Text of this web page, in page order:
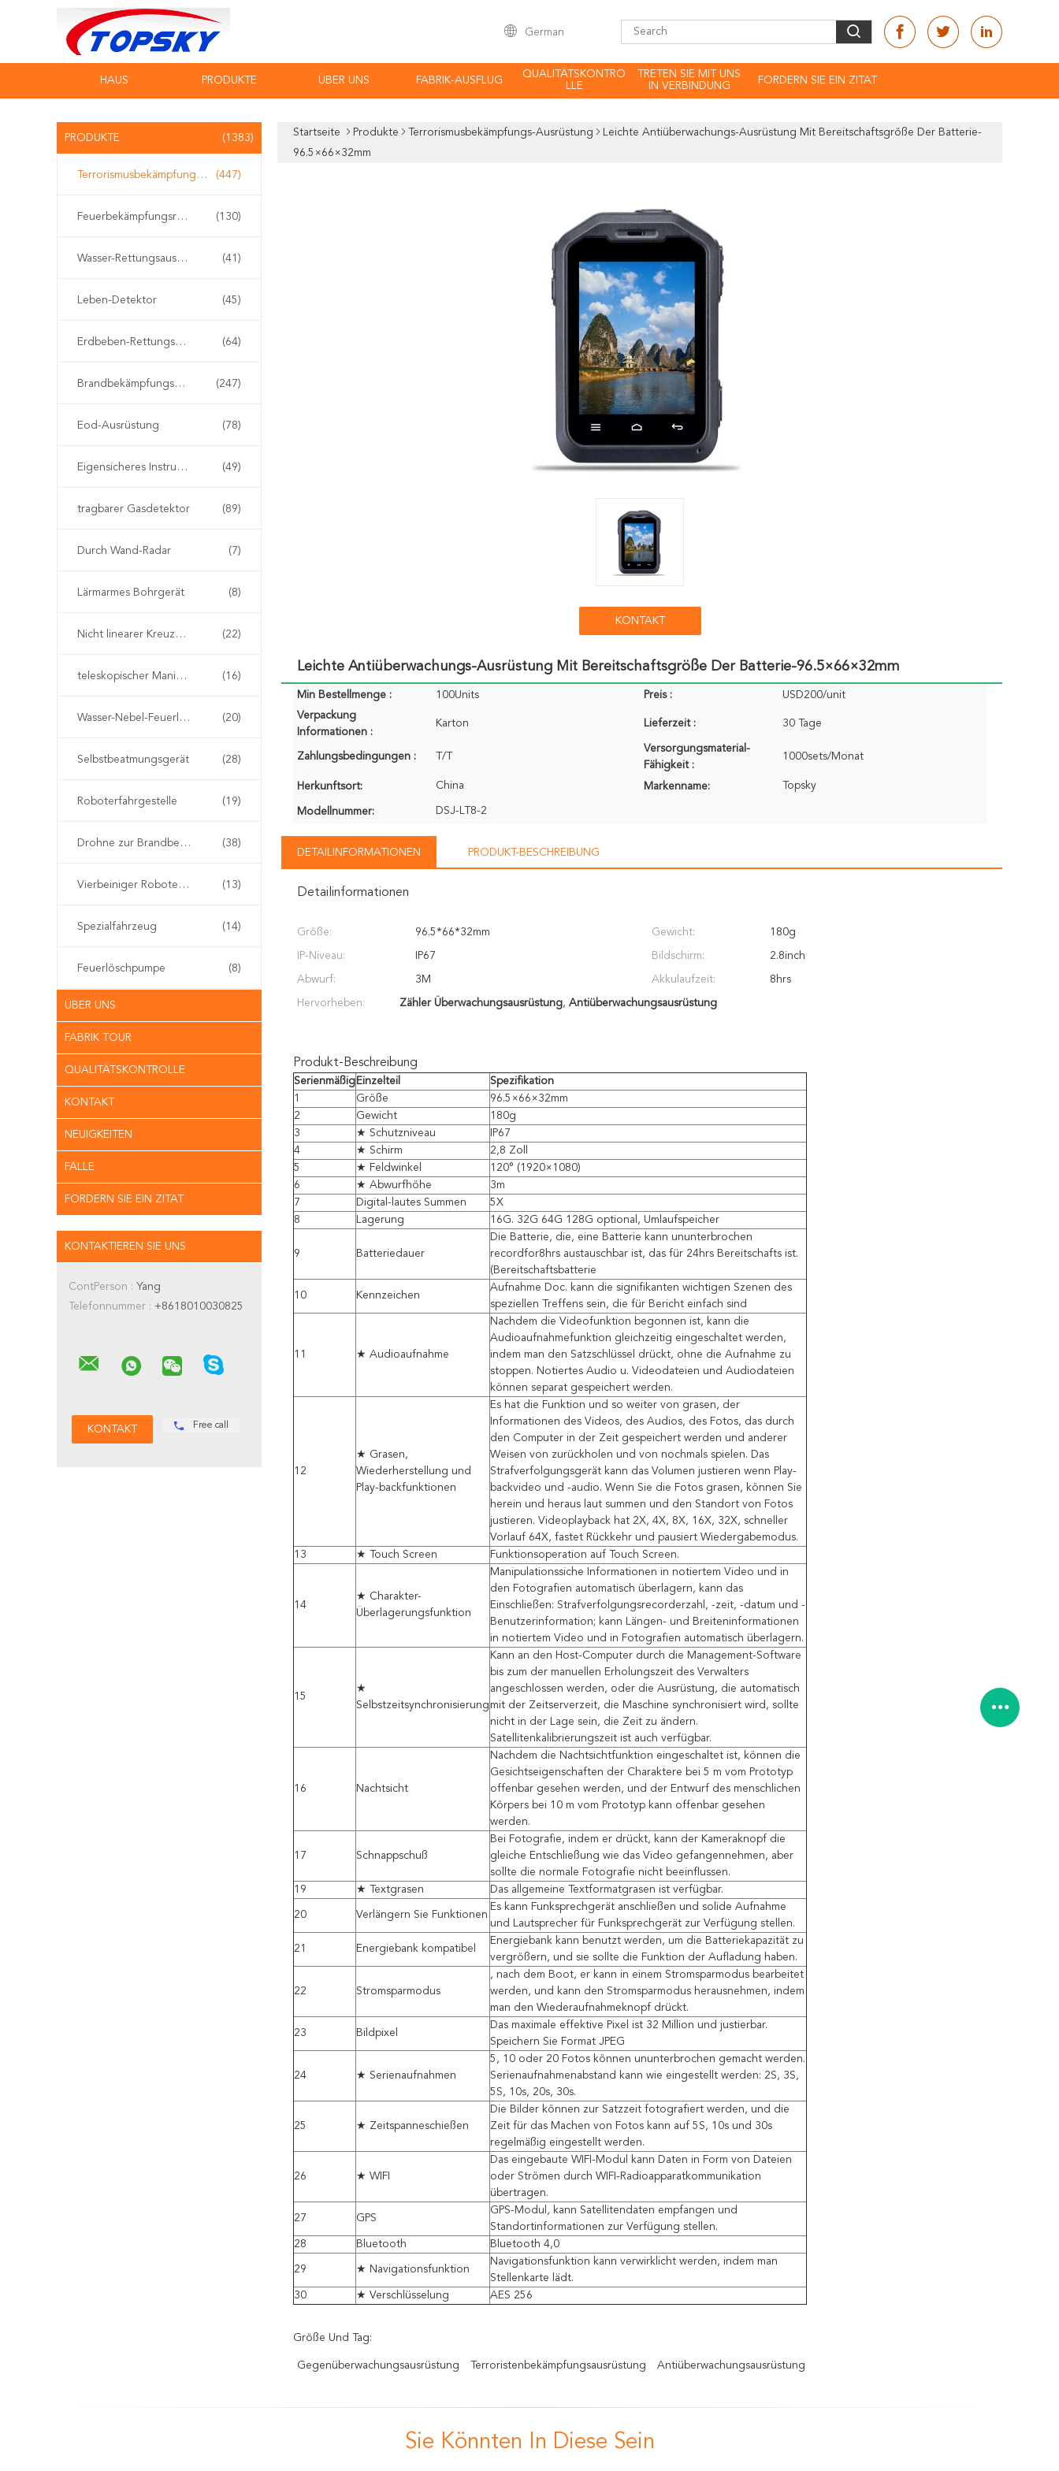
German
HAUS PRODUKTE ÜBER UNS FABRIK-AUSFLUG
QUALITÄTSKONTRO
LLE
TRETEN SIE MIT UNS
IN VERBINDUNG
FORDERN SIE EIN ZITAT
PRODUKTE (1383)
Terrorismusbekämpfungs-Ausrüstung (447)
Feuerbekämpfungsroboter (130)
Wasser-Rettungsausrüstung (41)
Leben-Detektor (45)
Erdbeben-Rettungsausrüstung (64)
Brandbekämpfungseinrichtung (247)
Eod-Ausrüstung (78)
Eigensicheres Instrument (49)
tragbarer Gasdetektor (89)
Durch Wand-Radar (7)
Lärmarmes Bohrgerät (8)
Nicht linearer Kreuzungs-Detektor (22)
teleskopischer Manipulator eod (16)
Wasser-Nebel-Feuerlöscher (20)
Selbstbeatmungsgerät (28)
Roboterfahrgestelle (19)
Drohne zur Brandbekämpfung (38)
Vierbeiniger Roboterhund (13)
Spezialfahrzeug (14)
Feuerlöschpumpe (8)
ÜBER UNS
FABRIK TOUR
QUALITÄTSKONTROLLE
KONTAKT
NEUIGKEITEN
FÄLLE
FORDERN SIE EIN ZITAT
KONTAKTIEREN SIE UNS
ContPerson : Yang
Telefonnummer : +8618010030825
Free call
Startseite Produkte Terrorismusbekämpfungs-Ausrüstung
Leichte Antiüberwachungs-Ausrüstung Mit Bereitschaftsgröße Der Batterie-
96.5×66×32mm
KONTAKT
Leichte Antiüberwachungs-Ausrüstung Mit Bereitschaftsgröße Der Batterie-96.5×66×32mm
Min Bestellmenge : 100Units Preis :
USD200/unit
Verpackung
Informationen :
Karton Lieferzeit : 30 Tage
Zahlungsbedingungen : T/T
Versorgungsmaterial-
Fähigkeit :
1000sets/Monat
Herkunftsort: China Markenname: Topsky
Modellnummer: DSJ-LT8-2
DETAILINFORMATIONEN PRODUKT-BESCHREIBUNG
Detailinformationen
Größe: 96.5*66*32mm Gewicht: 180g
IP-Niveau: IP67 Bildschirm: 2.8inch
Abwurf: 3M Akkulaufzeit: 8hrs
Hervorheben: Zähler Überwachungsausrüstung, Antiüberwachungsausrüstung
Produkt-Beschreibung
Serienmäßig Einzelteil
Spezifikation
1
Größe
96.5×66×32mm
2
Gewicht
180g
3
★ Schutzniveau
IP67
4
★ Schirm
2,8 Zoll
5
★ Feldwinkel
120° (1920×1080)
6
★ Abwurfhöhe
3m
7
Digital-lautes Summen
5X
8
Lagerung 16G. 32G 64G 128G optional, Umlaufspeicher
9 Batteriedauer
Die Batterie, die, eine Batterie kann ununterbrochen
recordfor8hrs austauschbar ist, das für 24hrs Bereitschafts ist.
(Bereitschaftsbatterie
10 Kennzeichen
Aufnahme Doc. kann die signifikanten wichtigen Szenen des
speziellen Treffens sein, die für Bericht einfach sind
11 ★ Audioaufnahme
Nachdem die Videofunktion begonnen ist, kann die
Audioaufnahmefunktion gleichzeitig eingeschaltet werden,
indem man den Satzschlüssel drückt, ohne die Aufnahme zu
stoppen. Notiertes Audio u. Videodateien und Audiodateien
können separat gespeichert werden.
12
★ Grasen,
Wiederherstellung und
Play-backfunktionen
Es hat die Funktion und so weiter von grasen, der
Informationen des Videos, des Audios, des Fotos, das durch
den Computer in der Zeit gespeichert werden und anderer
Weisen von zurückholen und von nochmals spielen. Das
Strafverfolgungsgerät kann das Volumen justieren wenn Play-
backvideo und -audio. Wenn Sie die Fotos grasen, können Sie
herein und heraus laut summen und den Standort von Fotos
justieren. Videoplayback hat 2X, 4X, 8X, 16X, 32X, schneller
Vorlauf 64X, fastet Rückkehr und pausiert Wiedergabemodus.
13
★ Touch Screen Funktionsoperation auf Touch Screen.
14
★ Charakter-
Überlagerungsfunktion
Manipulationssiche Informationen in notiertem Video und in
den Fotografien automatisch überlagern, kann das
Einschließen: Strafverfolgungsrecorderzahl, -zeit, -datum und -
Benutzerinformation; kann Längen- und Breiteninformationen
in notiertem Video und in Fotografien automatisch überlagern.
15
★
Selbstzeitsynchronisierung
Kann an den Host-Computer durch die Management-Software
bis zum der manuellen Erholungszeit des Verwalters
angeschlossen werden, oder die Ausrüstung, die automatisch
mit der Zeitserverzeit, die Maschine synchronisiert wird, sollte
nicht in der Lage sein, die Zeit zu ändern.
Satellitenkalibrierungszeit ist auch verfügbar.
16 Nachtsicht
Nachdem die Nachtsichtfunktion eingeschaltet ist, können die
Gesichtseigenschaften der Charaktere bei 5 m vom Prototyp
offenbar gesehen werden, und der Entwurf des menschlichen
Körpers bei 10 m vom Prototyp kann offenbar gesehen
werden.
17 Schnappschuß
Bei Fotografie, indem er drückt, kann der Kameraknopf die
gleiche Entschließung wie das Video gefangennehmen, aber
sollte die normale Fotografie nicht beeinflussen.
19
★ Textgrasen Das allgemeine Textformatgrasen ist verfügbar.
20 Verlängern Sie Funktionen
Es kann Funksprechgerät anschließen und solide Aufnahme
und Lautsprecher für Funksprechgerät zur Verfügung stellen.
21 Energiebank kompatibel
Energiebank kann benutzt werden, um die Batteriekapazität zu
vergrößern, und sie sollte die Funktion der Aufladung haben.
22 Stromsparmodus
, nach dem Boot, er kann in einem Stromsparmodus bearbeitet
werden, und kann den Stromsparmodus herausnehmen, indem
man den Wiederaufnahmeknopf drückt.
23 Bildpixel
Das maximale effektive Pixel ist 32 Million und justierbar.
Speichern Sie Format JPEG
24 ★ Serienaufnahmen
5, 10 oder 20 Fotos können ununterbrochen gemacht werden.
Serienaufnahmenabstand kann wie eingestellt werden: 2S, 3S,
5S, 10s, 20s, 30s.
25 ★ Zeitspanneschießen
Die Bilder können zur Satzzeit fotografiert werden, und die
Zeit für das Machen von Fotos kann auf 5S, 10s und 30s
regelmäßig eingestellt werden.
26 ★ WIFI
Das eingebaute WIFI-Modul kann Daten in Form von Dateien
oder Strömen durch WIFI-Radioapparatkommunikation
übertragen.
27 GPS
GPS-Modul, kann Satellitendaten empfangen und
Standortinformationen zur Verfügung stellen.
28
Bluetooth Bluetooth 4,0
29 ★ Navigationsfunktion
Navigationsfunktion kann verwirklicht werden, indem man
Stellenkarte lädt.
30
★ Verschlüsselung AES 256
Größe Und Tag:
Gegenüberwachungsausrüstung Terroristenbekämpfungsausrüstung Antiüberwachungsausrüstung
Sie Könnten In Diese Sein